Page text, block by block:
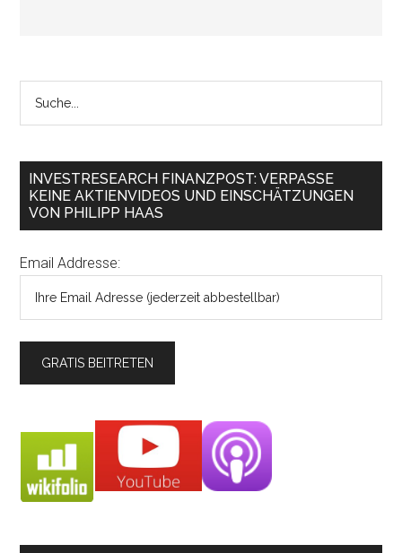
INVESTRESEARCH FINANZPOST: VERPASSE
KEINE AKTIENVIDEOS UND EINSCHÄTZUNGEN
VON PHILIPP HAAS
Email Addresse: